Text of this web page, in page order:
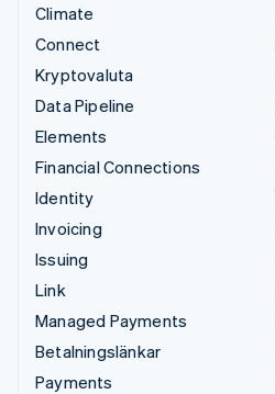
Climate
Connect
Kryptovaluta
Data Pipeline
Elements
Financial Connections
Identity
Invoicing
Issuing
Link
Managed Payments
Betalningslänkar
Payments